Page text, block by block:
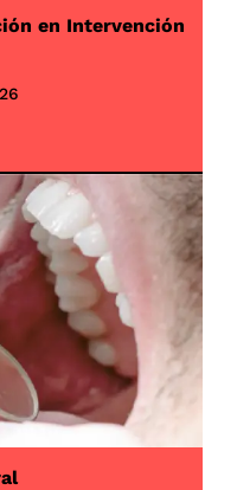
en Intervención